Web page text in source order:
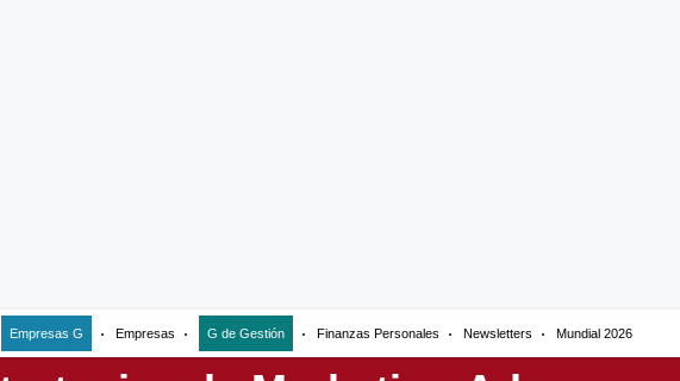
Empresas G Empresas G de Gestión Finanzas Personales Newsletters Mundial 2026